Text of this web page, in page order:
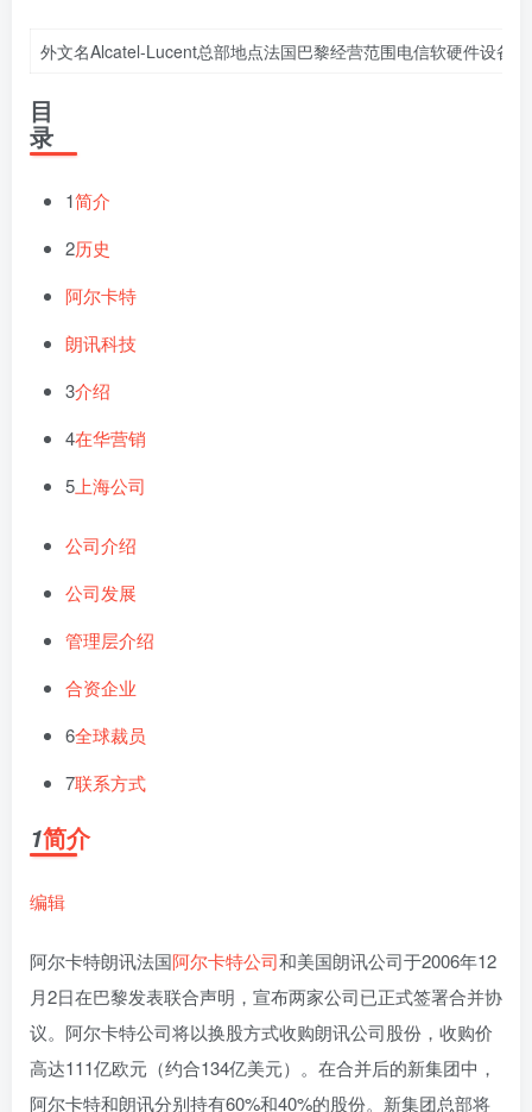
外文名Alcatel-Lucent总部地点法国巴黎经营范围电信软硬件设备
目
录
1简介
2历史
阿尔卡特
朗讯科技
3介绍
4在华营销
5 上海公司
公司介绍
公司发展
管理层介绍
合资企业
6全球裁员
7联系方式
1简介
编辑
阿尔卡特朗讯法国阿尔卡特公司和美国朗讯公司于2006年12
月2日在巴黎发表联合声明，宣布两家公司已正式签署合并协
议。阿尔卡特公司将以换股方式收购朗讯公司股份，收购价
高达111亿欧元（约合134亿美元）。在合并后的新集团中，
阿尔卡特和朗讯分别持有60%和40%的股份。新集团总部将